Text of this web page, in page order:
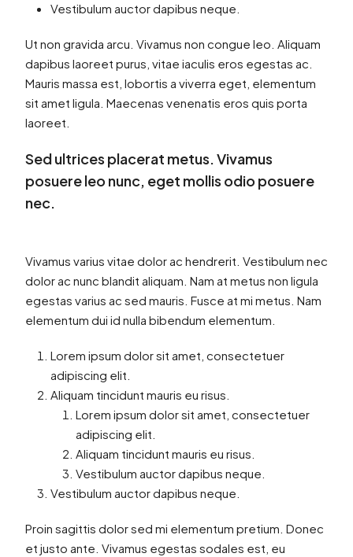
Vestibulum auctor dapibus neque.
Ut non gravida arcu. Vivamus non congue leo. Aliquam
dapibus laoreet purus, vitae iaculis eros egestas ac.
Mauris massa est, lobortis a viverra eget, elementum
sit amet ligula. Maecenas venenatis eros quis porta
laoreet.
Sed ultrices placerat metus. Vivamus
posuere leo nunc, eget mollis odio posuere
nec.
Vivamus varius vitae dolor ac hendrerit. Vestibulum nec
dolor ac nunc blandit aliquam. Nam at metus non ligula
egestas varius ac sed mauris. Fusce at mi metus. Nam
elementum dui id nulla bibendum elementum.
Lorem ipsum dolor sit amet, consectetuer
adipiscing elit.
Aliquam tincidunt mauris eu risus.
Lorem ipsum dolor sit amet, consectetuer
adipiscing elit.
Aliquam tincidunt mauris eu risus.
Vestibulum auctor dapibus neque.
Vestibulum auctor dapibus neque.
Proin sagittis dolor sed mi elementum pretium. Donec
et justo ante. Vivamus egestas sodales est, eu